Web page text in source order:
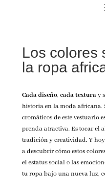
Los colores
la ropa
Cada diseño, cada texturay
historia en la moda africana.
cromáticos de este vestuario
prenda atractiva. Es tocar el
tradición y creatividad. Y
a descubrir cómo estos
el estatus social o las
tu ropa bajo una nueva luz,